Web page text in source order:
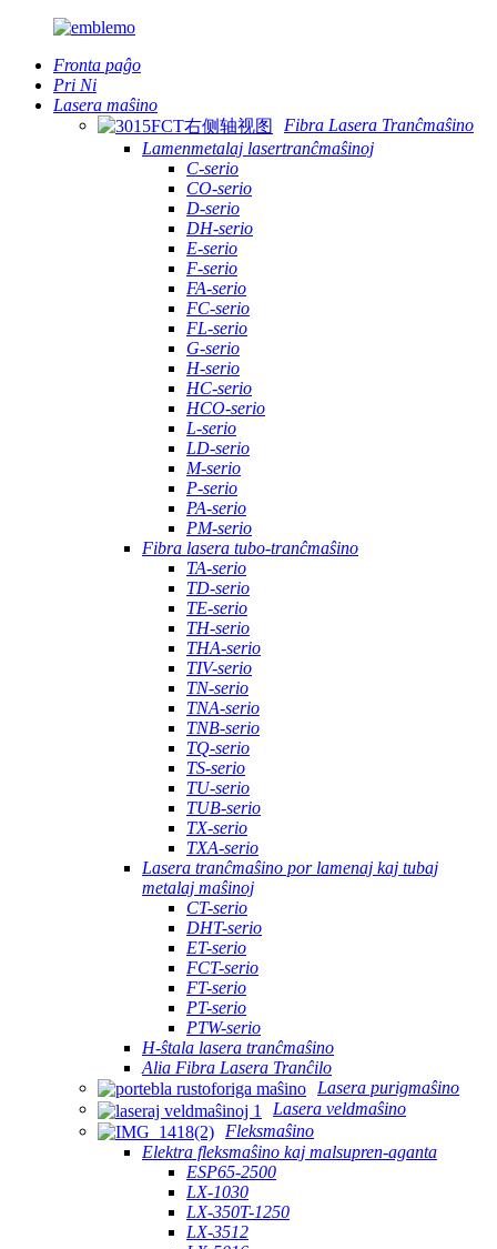
Fronta paĝo
Pri Ni
Lasera maŝino
Fibra Lasera Tranĉmaŝino
Lamenmetalaj lasertranĉmaŝinoj
C-serio
CO-serio
D-serio
DH-serio
E-serio
F-serio
FA-serio
FC-serio
FL-serio
G-serio
H-serio
HC-serio
HCO-serio
L-serio
LD-serio
M-serio
P-serio
PA-serio
PM-serio
Fibra lasera tubo-tranĉmaŝino
TA-serio
TD-serio
TE-serio
TH-serio
THA-serio
TIV-serio
TN-serio
TNA-serio
TNB-serio
TQ-serio
TS-serio
TU-serio
TUB-serio
TX-serio
TXA-serio
Lasera tranĉmaŝino por lamenaj kaj tubaj
metalaj maŝinoj
CT-serio
DHT-serio
ET-serio
FCT-serio
FT-serio
PT-serio
PTW-serio
H-ŝtala lasera tranĉmaŝino
Alia Fibra Lasera Tranĉilo
Lasera purigmaŝino
Lasera veldmaŝino
Fleksmaŝino
Elektra fleksmaŝino kaj malsupren-aganta
ESP65-2500
LX-1030
LX-350T-1250
LX-3512